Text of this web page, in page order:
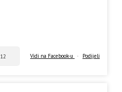
Vidi na Facebook-u · Podijeli
12